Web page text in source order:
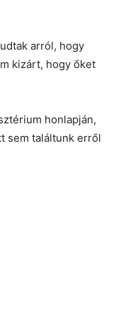
arról, hogy
kizárt, hogy őket
honlapján,
sem találtunk erről